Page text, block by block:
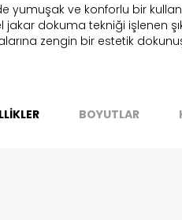
yumuşak ve konforlu bir
jakar dokuma tekniği işlenen
zengin bir estetik
BOYUTLAR
Bu ürün stoklarımıza